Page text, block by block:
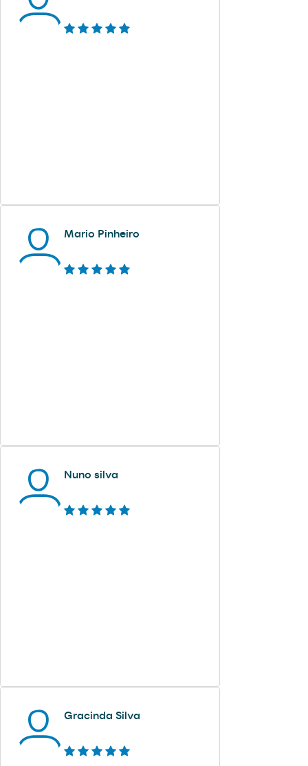
Mario Pinheiro
Nuno silva
Gracinda Silva